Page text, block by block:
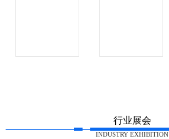
行业展会
INDUSTRY EXHIBITION